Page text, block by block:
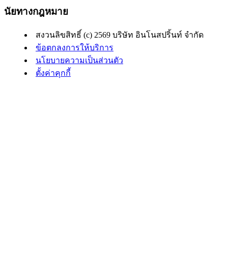
นัยทางกฎหมาย
สงวนลิขสิทธิ์ (c) 2569 บริษัท อินโนสปริ้นท์ จำกัด
ข้อตกลงการให้บริการ
นโยบายความเป็นส่วนตัว
ตั้งค่าคุกกี้